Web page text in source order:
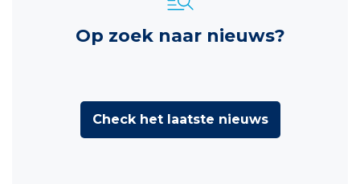
Op zoek naar nieuws?
Check het laatste nieuws